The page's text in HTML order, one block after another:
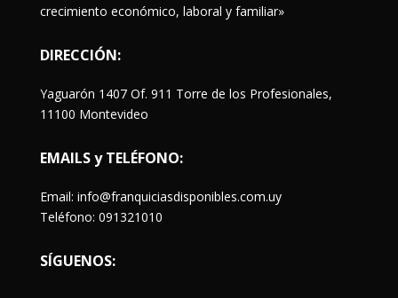
crecimiento económico, laboral y familiar»
DIRECCIÓN:
Yaguarón 1407 Of. 911 Torre de los Profesionales,
11100 Montevideo
EMAILS y TELÉFONO:
Email: info@franquiciasdisponibles.com.uy
Teléfono: 091321010
SÍGUENOS: